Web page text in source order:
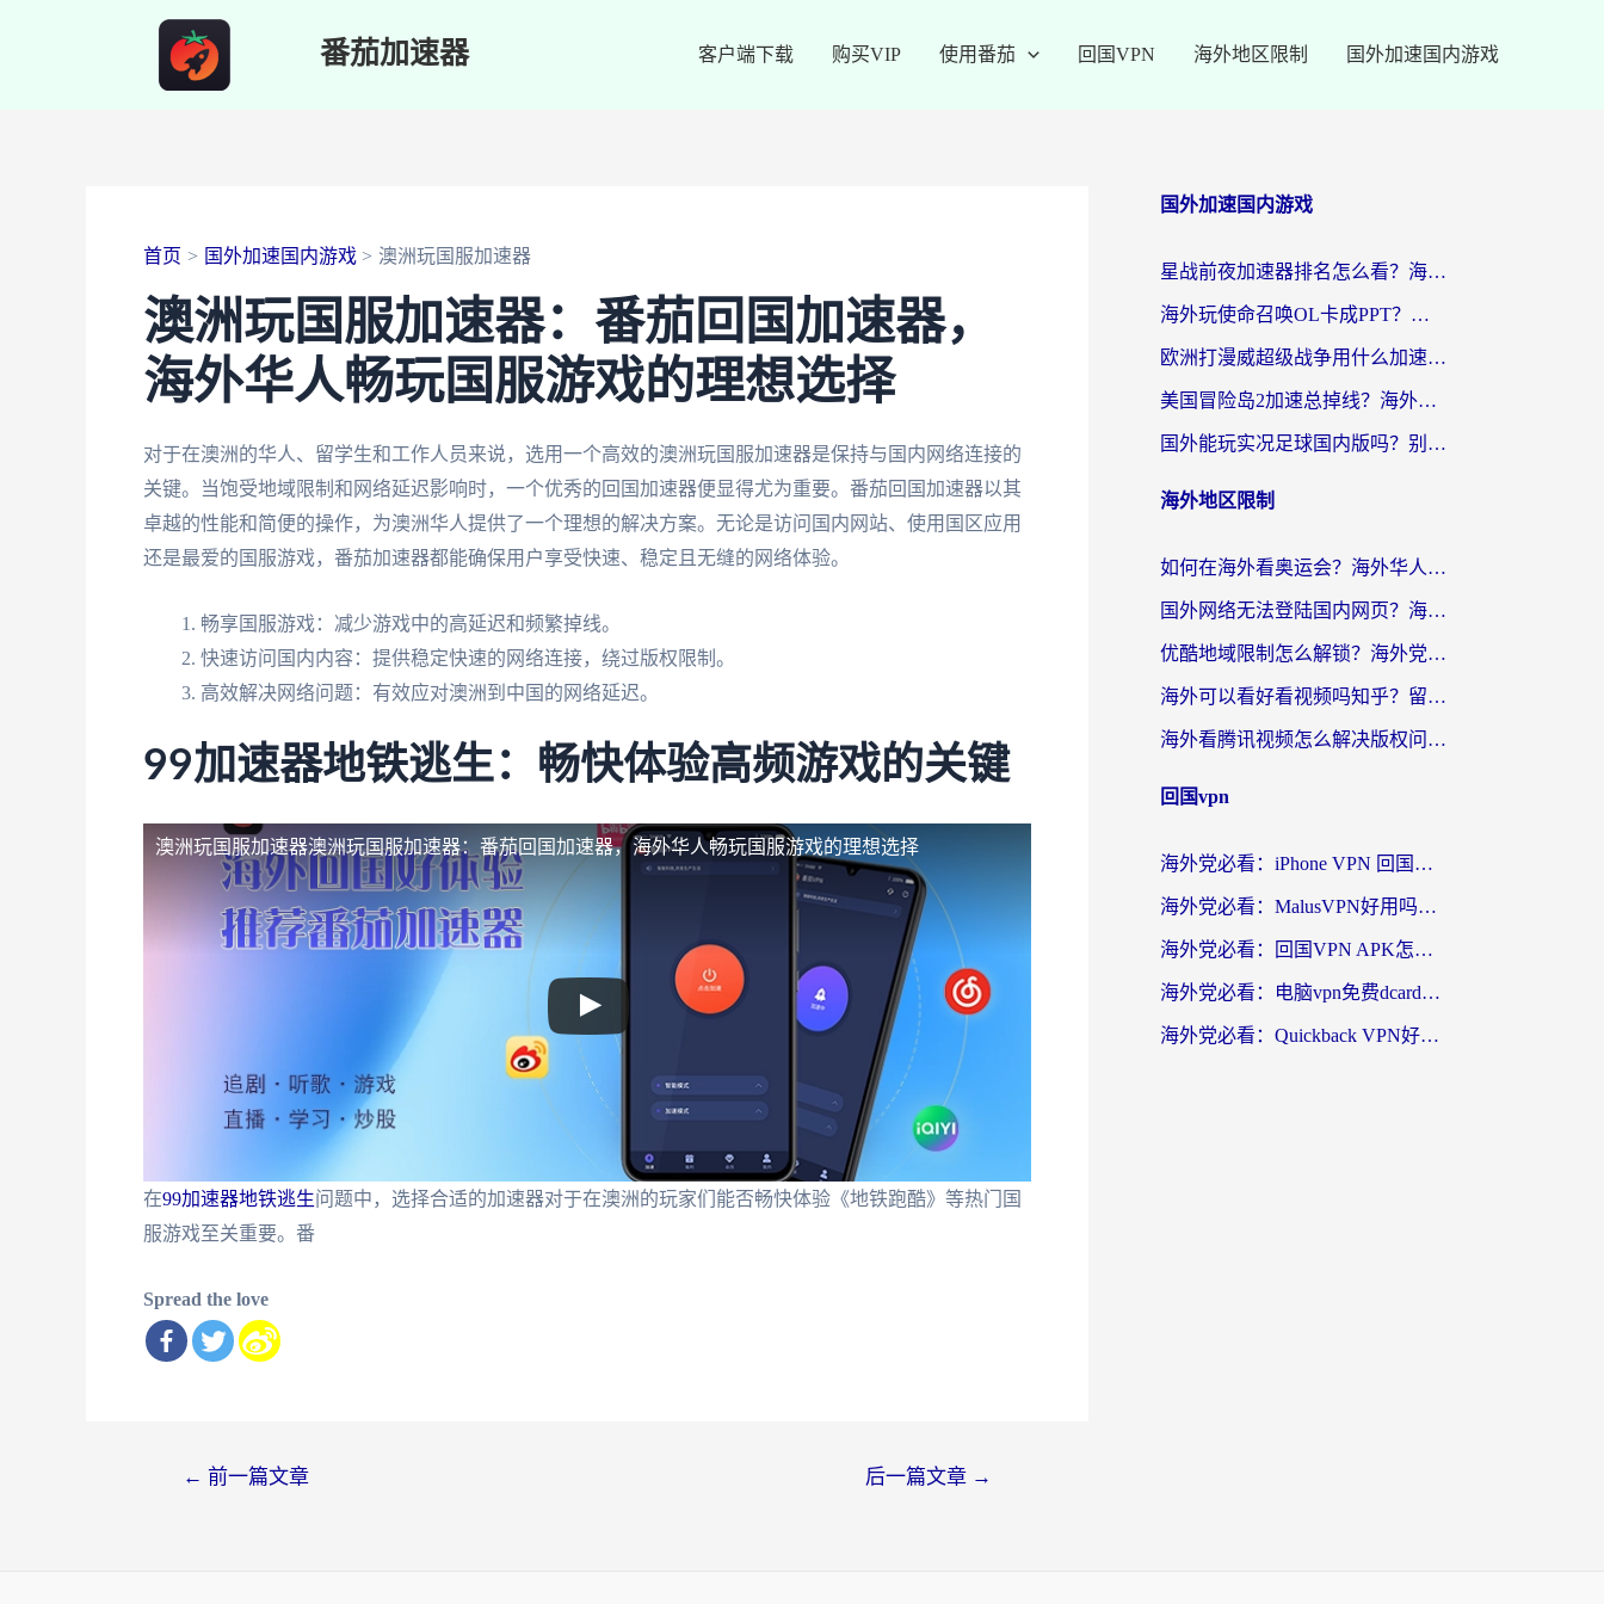
番茄加速器 客户端下载 购买VIP 使用番茄 回国VPN 海外地区限制 国外加速国内游戏
首页 国外加速国内游戏 澳洲玩国服加速器
澳洲玩国服加速器：番茄回国加速器，
海外华人畅玩国服游戏的理想选择
对于在澳洲的华人、留学生和工作人员来说，选用一个高效的澳洲玩国服加速器是保持与国内网络连接的
关键。当饱受地域限制和网络延迟影响时，一个优秀的回国加速器便显得尤为重要。番茄回国加速器以其
卓越的性能和简便的操作，为澳洲华人提供了一个理想的解决方案。无论是访问国内网站、使用国区应用
还是最爱的国服游戏，番茄加速器都能确保用户享受快速、稳定且无缝的网络体验。
畅享国服游戏：减少游戏中的高延迟和频繁掉线。
快速访问国内内容：提供稳定快速的网络连接，绕过版权限制。
高效解决网络问题：有效应对澳洲到中国的网络延迟。
99加速器地铁逃生：畅快体验高频游戏的关键
澳洲玩国服加速器澳洲玩国服加速器：番茄回国加速器，海外华人畅玩国服游戏的理想选择
在99加速器地铁逃生问题中，选择合适的加速器对于在澳洲的玩家们能否畅快体验《地铁跑酷》等热门国
服游戏至关重要。番
Spread the love
← 前一篇文章 后一篇文章 →
国外加速国内游戏
星战前夜加速器排名怎么看？海外玩家国服游戏畅玩终极指南（附欧洲玩跑跑我的起源解决方案）
海外玩使命召唤OL卡成PPT？苹果用户必看：使命召唤OL国外加速器下载苹果版指南
欧洲打漫威超级战争用什么加速器？3个海外游戏卡顿问题一次解决（附实测推荐）
美国冒险岛2加速总掉线？海外玩家必看的国服游戏加速器选择指南
国外能玩实况足球国内版吗？别再卡成PPT！海外党国服游戏加速全攻略
海外地区限制
如何在海外看奥运会？海外华人必看的体育赛事直播终极指南
国外网络无法登陆国内网页？海外党必看：选对回国加速器实现无缝访问
优酷地域限制怎么解锁？海外党亲测有效的追剧自由指南
海外可以看好看视频吗知乎？留学生亲测有效的回国追剧解决方案
海外看腾讯视频怎么解决版权问题呢？3步让你轻松解锁国内影视自由
回国vpn
海外党必看：iPhone VPN 回国怎么选？一篇搞定无缝访问国内资源
海外党必看：MalusVPN好用吗？和畅游VPN对比哪个回国效果更好？附穿梭飞鱼神龟真实体验
海外党必看：回国VPN APK怎么选？3步教你无缝刷国内剧玩国服
海外党必看：电脑vpn免费dcard真的靠谱吗？教你选对回国加速器无缝访问国内资源
海外党必看：Quickback VPN好用吗？和小黑牛VPN对比哪个回国效果更好？附真实体验+避坑指南